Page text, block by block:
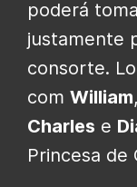
poderá
justamente
consorte.
com William
Charles e
Princesa de